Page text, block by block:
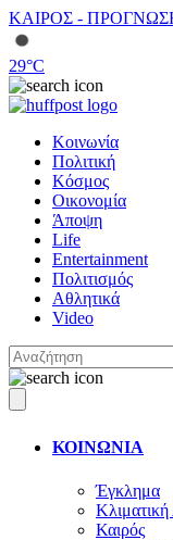
ΚΑΙΡΟΣ -
29°C
Κοινωνία
Πολιτική
Κόσμος
Οικονομία
Άποψη
Life
Entertainment
Πολιτισμός
Αθλητικά
Video
ΚΟΙΝΩΝΙΑ
Έγκλημα
Καιρός